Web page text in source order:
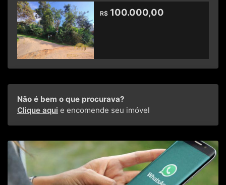
R$ 100.000,00
Não é bem o que procurava?
Clique aqui e encomende seu imóvel